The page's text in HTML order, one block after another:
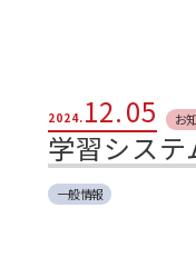
学習シス
2024. 12.05 お
一般情報